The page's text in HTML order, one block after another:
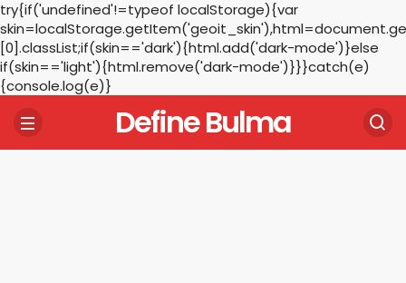
try{if('undefined'!=typeof localStorage){var
[0].classList;if(skin=='dark'){html.add('dark-mode')}else
if(skin=='light'){html.remove('dark-mode')}}}catch(e)
{console.log(e)}
Define Bulma